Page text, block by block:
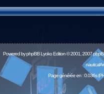
Powered byphpBBLyoko Edition © 2001, 2007
Page générée en : 0.036s